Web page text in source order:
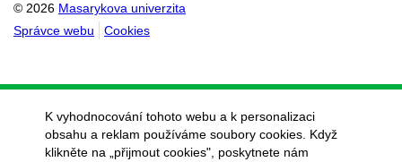
© 2026 Masarykova univerzita
Správce webu
Cookies
K vyhodnocování tohoto webu a k personalizaci
obsahu a reklam používáme soubory cookies. Když
klikněte na „přijmout cookies", poskytnete nám